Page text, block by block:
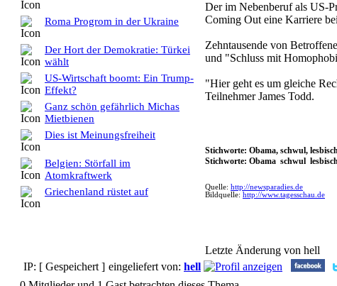
Roma Progrom in der Ukraine
Der Hort der Demokratie: Türkei
wählt
US-Wirtschaft boomt: Ein Trump-
Effekt?
Ganz schön gefährlich Michas
Mietbienen
Dies ist Meinungsfreiheit
Belgien: Störfall im
Atomkraftwerk
Griechenland rüstet auf
Der im Nebenberuf als US-
Coming Out eine Karriere
Zehntausende von
und "Schluss mit
"Hier geht es um gleiche
Teilnehmer James Todd.
Stichworte: Obama, schwul,
Stichworte: Obama schwul
Quelle: http://newsparadies.de
Bildquelle: http://www.tagesschau.de
Letzte Änderung von hell
IP: [ Gespeichert ] eingeliefert von: hell